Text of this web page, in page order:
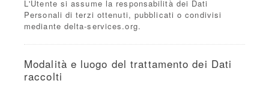
L'Utente si assume la responsabilità dei Dati
Personali di terzi ottenuti, pubblicati o condivisi
mediante delta-services.org.
Modalità e luogo del trattamento dei Dati
raccolti